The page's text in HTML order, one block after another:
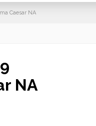
Caesar NA
NA